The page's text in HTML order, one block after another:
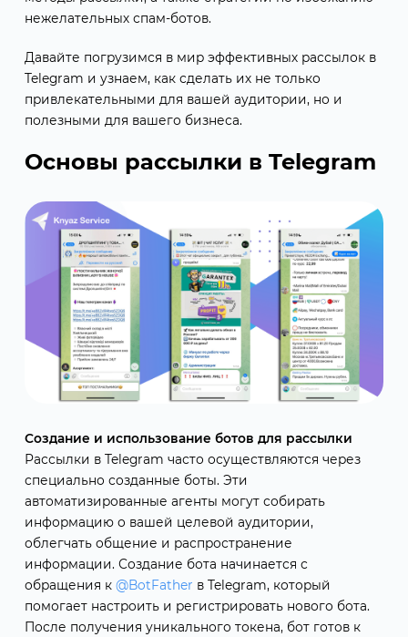
нежелательных спам-ботов.
Давайте погрузимся в мир эффективных рассылок в
Telegram и узнаем, как сделать их не только
привлекательными для вашей аудитории, но и
полезными для вашего бизнеса.
Основы рассылки в Telegram
Создание и использование ботов для рассылки
Рассылки в Telegram часто осуществляются через
специально созданные боты. Эти
автоматизированные агенты могут собирать
информацию о вашей целевой аудитории,
облегчать общение и распространение
информации. Создание бота начинается с
обращения к @BotFather в Telegram, который
помогает настроить и регистрировать нового бота.
После получения уникального токена, бот готов к